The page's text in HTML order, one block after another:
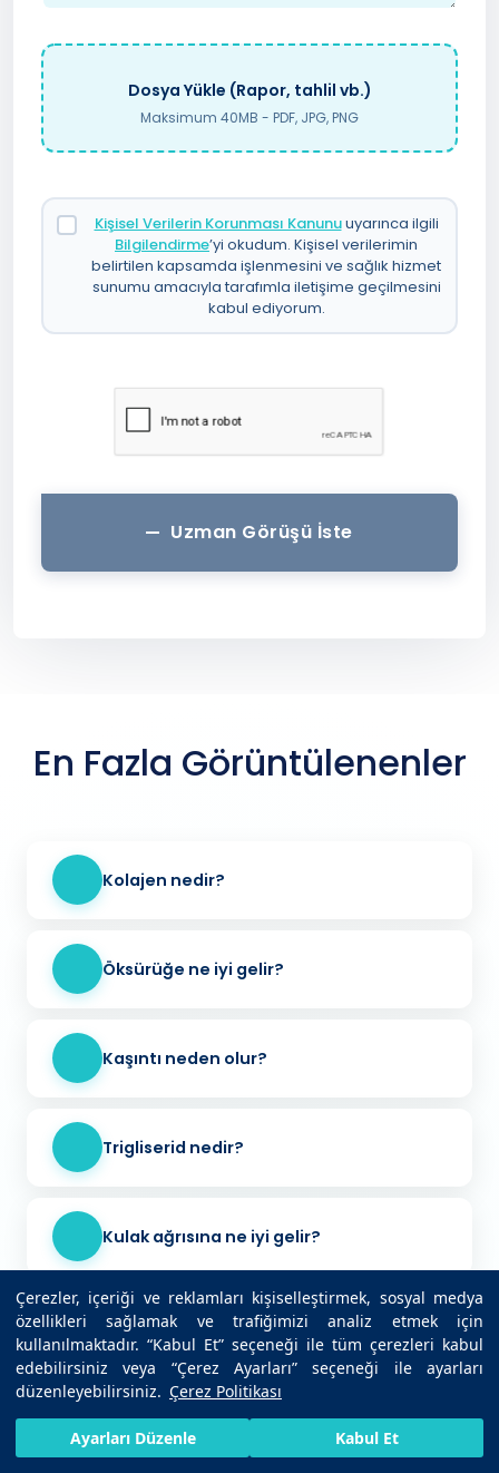
Çerezler, içeriği ve reklamları kişiselleştirmek, sosyal medya
özellikleri sağlamak ve trafiğimizi analiz etmek için
kullanılmaktadır. “Kabul Et” seçeneği ile tüm çerezleri kabul
edebilirsiniz veya “Çerez Ayarları” seçeneği ile ayarları
düzenleyebilirsiniz. Çerez Politikası
Ayarları Düzenle Kabul Et
Dosya Yükle (Rapor, tahlil vb.)
Maksimum 40MB - PDF, JPG, PNG
Kişisel Verilerin Korunması Kanunuuyarınca ilgili
Bilgilendirme’yi okudum. Kişisel verilerimin
belirtilen kapsamda işlenmesini ve sağlık hizmet
sunumu amacıyla tarafımla iletişime geçilmesini
kabul ediyorum.
Uzman Görüşü İste
En Fazla Görüntülenenler
Kolajen nedir?
Öksürüğe ne iyi gelir?
Kaşıntı neden olur?
Trigliserid nedir?
Kulak ağrısına ne iyi gelir?
Baş dönmesi neden olur?
İnfluenza nedir?
HIZLI RANDEVU AL BIZE ULAŞIN